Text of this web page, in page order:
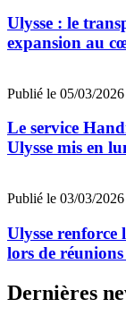
Ulysse : le
expansion au
Publié le 05/03/2026
Le service
Ulysse mis en
Publié le 03/03/2026
Ulysse renforce
lors de
Dernières